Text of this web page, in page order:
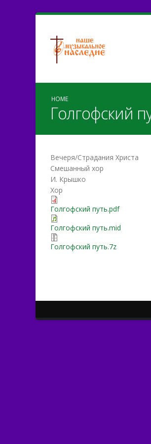
HOME
Голгофский
Вечеря/Страдания Христа
Смешанный хор
И. Крышко
Хор
Голгофский путь.pdf
Голгофский путь.mid
Голгофский путь.7z